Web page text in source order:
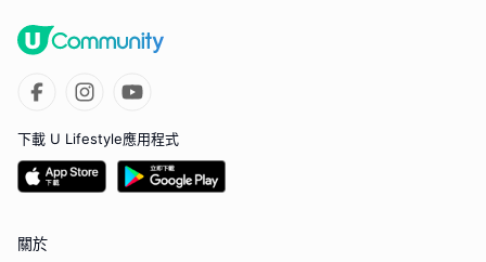
下載 U Lifestyle應用程式
關於